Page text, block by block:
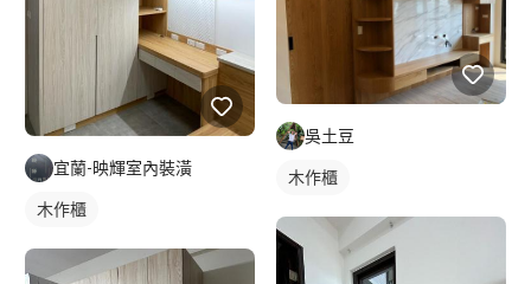
宜蘭-映輝室內裝潢
木作櫃
吳土豆
木作櫃